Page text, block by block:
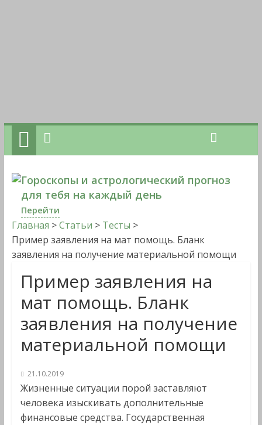
Гороскопы и астрологический прогноз
для тебя на каждый день
Перейти
Главная >Статьи > Тесты >
Пример заявления на мат помощь. Бланк
заявления на получение материальной помощи
Пример заявления на
мат помощь. Бланк
заявления на получение
материальной помощи
21.10.2019
Жизненные ситуации порой заставляют
человека изыскивать дополнительные
финансовые средства. Государственная